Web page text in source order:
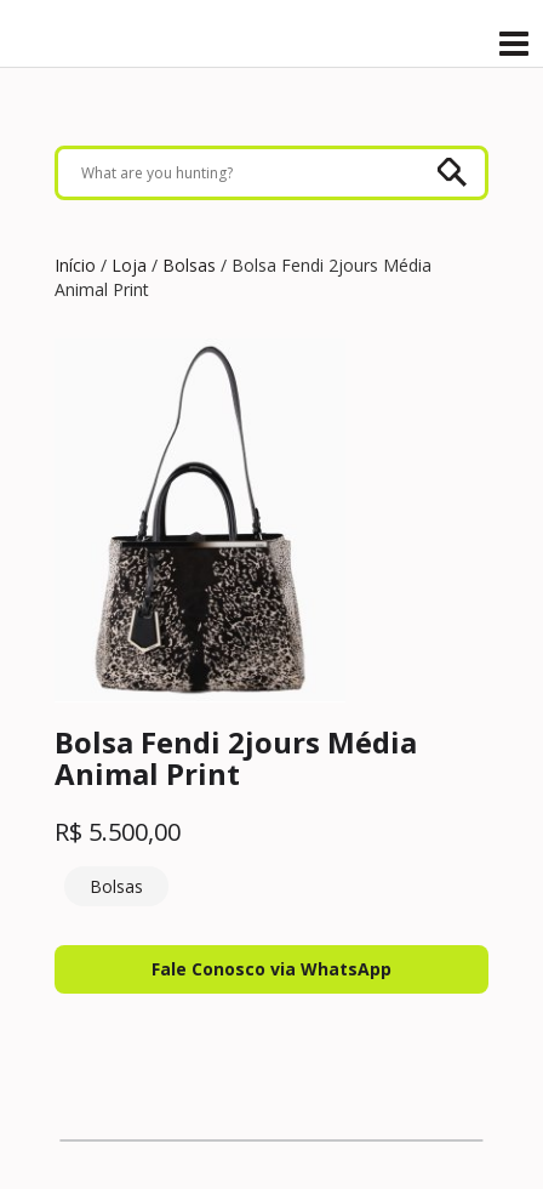
Início / Loja / Bolsas / Bolsa Fendi 2jours Média
Animal Print
Bolsa Fendi 2jours Média
Animal Print
R$ 5.500,00
Bolsas
Fale Conosco via WhatsApp